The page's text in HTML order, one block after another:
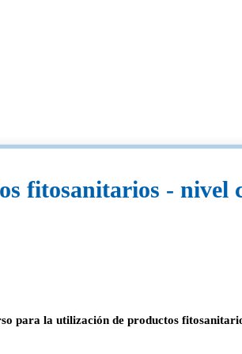
fitosanitarios - nivel
para la utilización de productos